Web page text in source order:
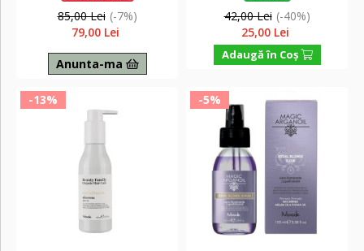
85,00 Lei (-7%)
79,00 Lei
Anunta-ma
42,00 Lei (-40%)
25,00 Lei
Adaugă în Coş
-13% -5%